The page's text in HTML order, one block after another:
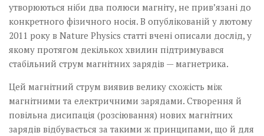
утворюються ніби два полюси магніту, не прив’язані до
конкретного фізичного носія. В опуб­лікованій у лютому
2011 року в Nature Physics статті вчені описали дослід, у
якому протягом декількох хвилин підтримувався
стабільний струм магнітних зарядів — магнетрика.
Цей магнітний струм виявив велику схожість між
магнітними та електричними зарядами. Створення й
повільна дисипація (розсіювання) нових магнітних
зарядів відбувається за такими ж принципами, що й для